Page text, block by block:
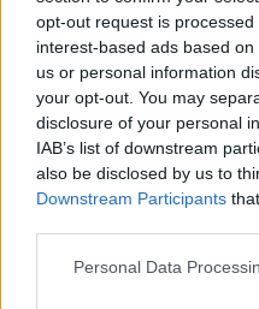
opt-out request is
interest-based ads based
us or personal information
your opt-out. You may
disclosure of your personal
IAB’s list of downstream
also be disclosed by us to
Downstream Participants
Please note that this
Personal Data
Purple Haze
C'è, ma è davvero
acqua. Un parcheggio
niente di più.